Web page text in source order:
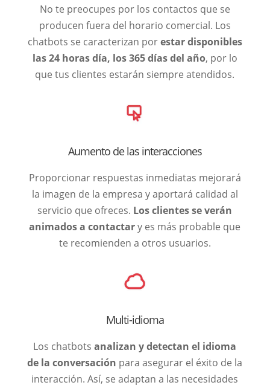
No te preocupes por los contactos que se
producen fuera del horario comercial. Los
chatbots se caracterizan porestar disponibles
las 24 horas día, los 365 días del año, por lo
que tus clientes estarán siempre atendidos.
Aumento de las interacciones
Proporcionar respuestas inmediatas mejorará
la imagen de la empresa y aportará calidad al
servicio que ofreces. Los clientes se verán
animados a contactary es más probable que
te recomienden a otros usuarios.
Multi-idioma
Los chatbotsanalizan y detectan el idioma
de la conversación para asegurar el éxito de la
interacción. Así, se adaptan a las necesidades